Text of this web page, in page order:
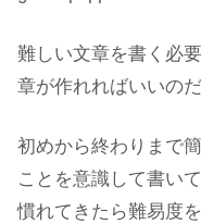
難しい文章を書く必
章が作れればいいのだ
初めから終わりまで
ことを意識して書い
慣れてきたら難易度